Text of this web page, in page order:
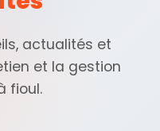
actualités et
et la gestion
fioul.